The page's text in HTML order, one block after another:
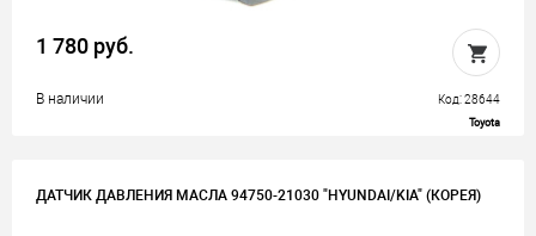
1 780 руб.
В наличии Код: 28644
Toyota
ДАТЧИК ДАВЛЕНИЯ МАСЛА 94750-21030 "HYUNDAI/KIA" (КОРЕЯ)